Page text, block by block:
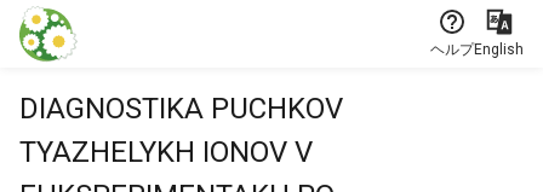
本文に飛ぶ
ヘルプEnglish
DIAGNOSTIKA PUCHKOV
TYAZHELYKH IONOV V